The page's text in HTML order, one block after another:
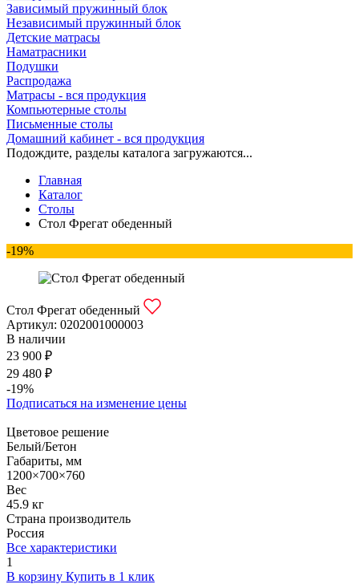
Зависимый пружинный блок
Независимый пружинный блок
Детские матрасы
Наматрасники
Подушки
Распродажа
Матрасы - вся продукция
Компьютерные столы
Письменные столы
Домашний кабинет - вся продукция
Подождите, разделы каталога загружаются...
Главная
Каталог
Столы
Стол Фрегат обеденный
-19%
Стол Фрегат обеденный
Артикул: 0202001000003
В наличии
23 900 ₽
29 480 ₽
-19%
Подписаться на изменение цены
Цветовое решение
Белый/Бетон
Габариты, мм
1200×700×760
Вес
45.9 кг
Страна производитель
Россия
Все характеристики
1
В корзину Купить в 1 клик